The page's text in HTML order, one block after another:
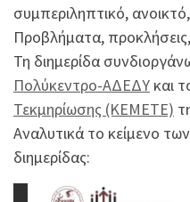
συμπεριληπτικό,
Προβλήματα,
Τη διημερίδα
Πολύκεντρο-ΑΔΕΔΥ και
Τεκμηρίωσης (ΚΕΜΕΤΕ)
Αναλυτικά το κείμενο
διημερίδας: